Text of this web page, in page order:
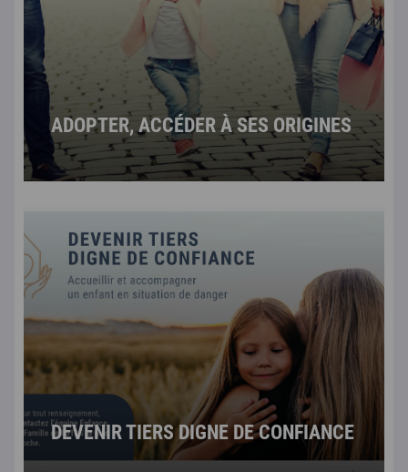
ADOPTER, ACCÉDER À SES ORIGINES
DEVENIR TIERS DIGNE DE CONFIANCE